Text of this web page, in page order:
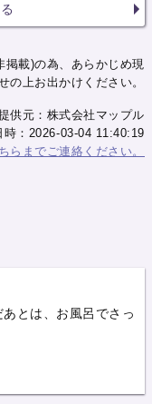
載)の為、あらかじめ現
の上お出かけください。
供元：株式会社マップル
時：2026-03-04 11:40:19
らまでご連絡ください。
とは、お風呂でさっ